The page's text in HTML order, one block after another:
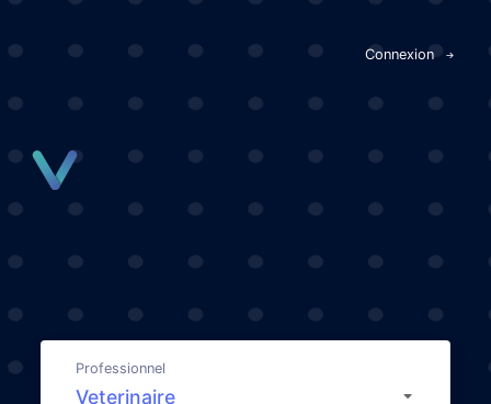
Connexion
Professionnel